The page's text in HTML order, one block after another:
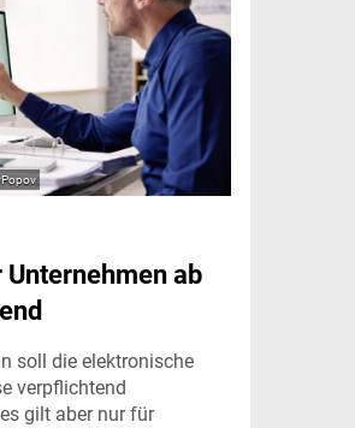
Unternehmen ab
soll die elektronische
verpflichtend
gilt aber nur für